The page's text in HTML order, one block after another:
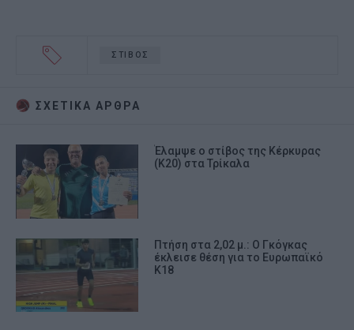
ΣΤΙΒΟΣ
ΣΧΕΤΙΚA AΡΘΡΑ
Έλαμψε ο στίβος της Κέρκυρας
(Κ20) στα Τρίκαλα
Πτήση στα 2,02 μ.: Ο Γκόγκας
έκλεισε θέση για το Ευρωπαϊκό
Κ18